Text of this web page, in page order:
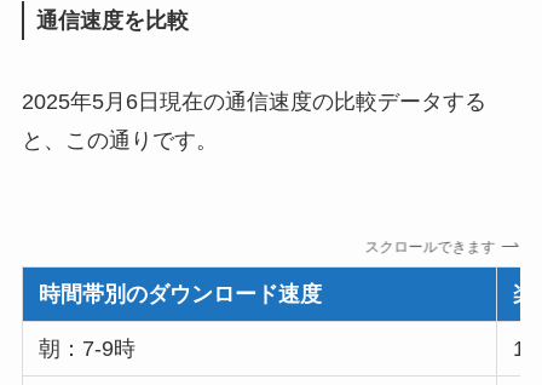
通信速度を比較
2025年5月6日現在の通信速度の比較データする
と、この通りです。
スクロールできます
時間帯別のダウンロード速度 楽
朝：7-9時